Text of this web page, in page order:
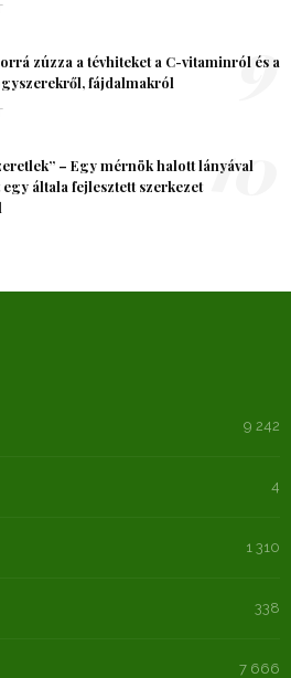
zúzza a tévhiteket a C-vitaminról és a
fájdalmakról
9
– Egy mérnök halott lányával
általa fejlesztett szerkezet 10
9 242
4
1 310
338
7 666